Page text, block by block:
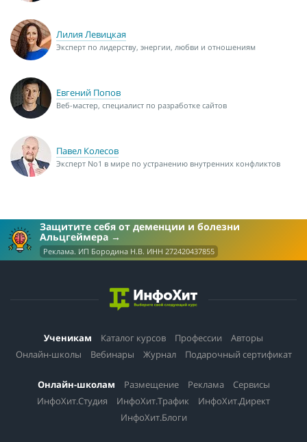
Лилия Левицкая
Эксперт по лидерству, энергии, любви и отношениям
Евгений Попов
Веб-мастер, специалист по разработке сайтов
Павел Колесов
Эксперт No1 в мире по устранению внутренних конфликтов
Защитите себя от деменции и болезни
Альцгеймера
Реклама. ИП Бородина Н.В. ИНН 272420437855
Ученикам Каталог курсов Профессии
Авторы
Онлайн-школы
Вебинары Журнал Подарочный сертификат
Онлайн-школам Размещение Реклама
Сервисы
ИнфоХит.Студия
ИнфоХит.Трафик
ИнфоХит.Директ
ИнфоХит.Блоги